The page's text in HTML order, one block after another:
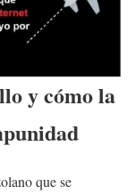
y cómo la
que se